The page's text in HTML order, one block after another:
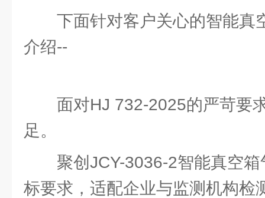
下面针对客户关心的智能真
介绍--
面对HJ 732-2025的严苛要
足。
聚创JCY-3036-2智能真空
标要求，适配企业与监测机构检